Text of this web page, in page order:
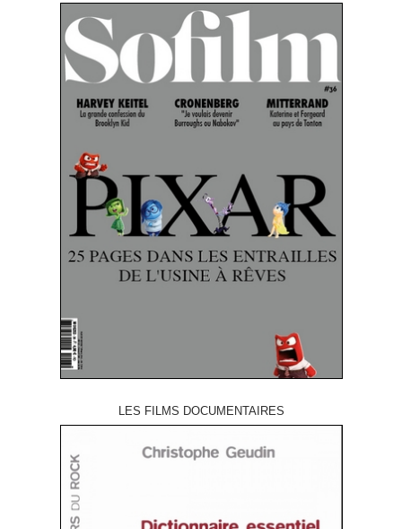
LES FILMS DOCUMENTAIRES